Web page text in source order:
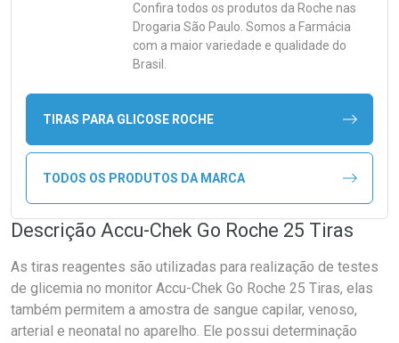
Confira todos os produtos da Roche nas
Drogaria São Paulo. Somos a Farmácia
com a maior variedade e qualidade do
Brasil.
TIRAS PARA GLICOSE ROCHE
TODOS OS PRODUTOS DA MARCA
Descrição Accu-Chek Go Roche 25 Tiras
As tiras reagentes são utilizadas para realização de testes
de glicemia no monitor Accu-Chek Go Roche 25 Tiras, elas
também permitem a amostra de sangue capilar, venoso,
arterial e neonatal no aparelho. Ele possui determinação